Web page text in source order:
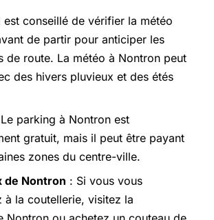
est conseillé de vérifier la météo
de partir pour anticiper les
de route. La météo à Nontron peut
des hivers pluvieux et des étés
parking à Nontron est
gratuit, mais il peut être payant
zones du centre-ville.
de Nontron : Si vous vous
à la coutellerie, visitez la